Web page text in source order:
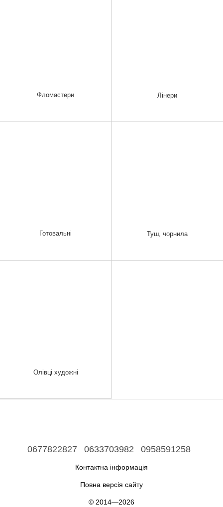
Фломастери Лінери
Готовальні Туш, чорнила
Олівці художні
0677822827 0633703982 0958591258
Контактна інформація
Повна версія сайту
© 2014—2026